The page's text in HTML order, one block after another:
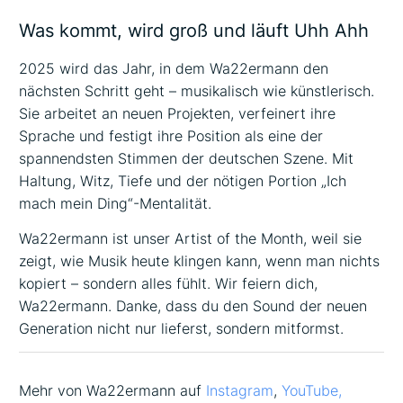
Was kommt, wird groß und läuft Uhh Ahh
2025 wird das Jahr, in dem Wa22ermann den
nächsten Schritt geht – musikalisch wie künstlerisch.
Sie arbeitet an neuen Projekten, verfeinert ihre
Sprache und festigt ihre Position als eine der
spannendsten Stimmen der deutschen Szene. Mit
Haltung, Witz, Tiefe und der nötigen Portion „Ich
mach mein Ding“-Mentalität.
Wa22ermann ist unser Artist of the Month, weil sie
zeigt, wie Musik heute klingen kann, wenn man nichts
kopiert – sondern alles fühlt. Wir feiern dich,
Wa22ermann. Danke, dass du den Sound der neuen
Generation nicht nur lieferst, sondern mitformst.
Mehr von Wa22ermann auf Instagram,YouTube,